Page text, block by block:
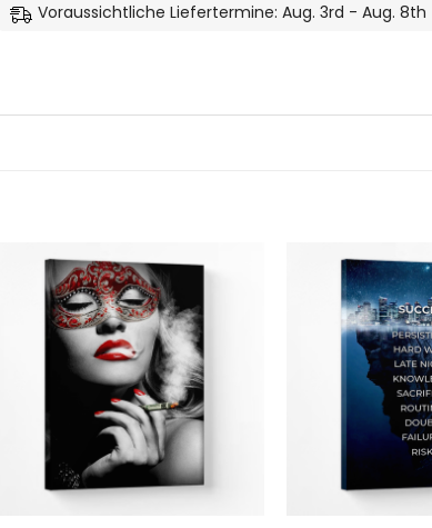
Voraussichtliche Liefertermine: Aug. 3rd - Aug. 8th